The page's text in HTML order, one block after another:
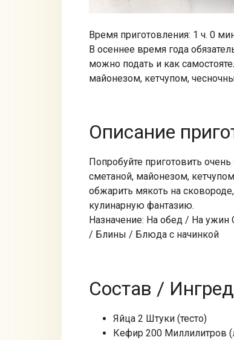
Время приготовления: 1 ч. 0
В осеннее время года
можно подать и как
майонезом, кетчупом,
Описание
Попробуйте приготовить
сметаной, майонезом,
обжарить мякоть на
кулинарную фантазию.
Назначение: На обед / На
/ Блины / Блюда с начинкой
Состав /
Яйца 2 Штуки (тесто)
Кефир 200 Миллилитров